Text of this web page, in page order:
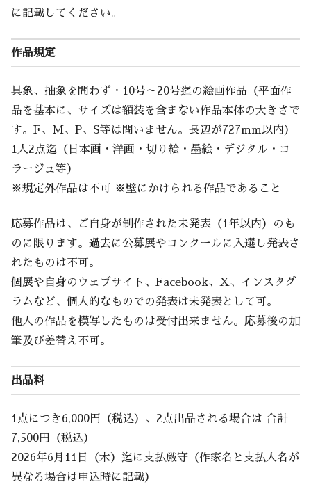
に記載してください。
作品規定
具象、抽象を問わず・10号～20号迄の絵画作品（平面作
品を基本に、サイズは額装を含まない作品本体の大きさで
す。F、M、P、S等は問いません。長辺が727mm以内）
1人2点迄（日本画・洋画・切り絵・墨絵・デジタル・コ
ラージュ等）
※規定外作品は不可 ※壁にかけられる作品であること
応募作品は、ご自身が制作された未発表（1年以内）のも
のに限ります。過去に公募展やコンクールに入選し発表さ
れたものは不可。
個展や自身のウェブサイト、Facebook、X、インスタグ
ラムなど、個人的なものでの発表は未発表として可。
他人の作品を模写したものは受付出来ません。応募後の加
筆及び差替え不可。
出品料
1点につき6,000円（税込）、2点出品される場合は 合計
7,500円（税込）
2026年6月11日（木）迄に支払厳守（作家名と支払人名が
異なる場合は申込時に記載）